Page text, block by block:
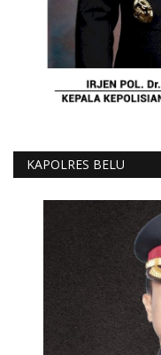
KAPOLRES BELU